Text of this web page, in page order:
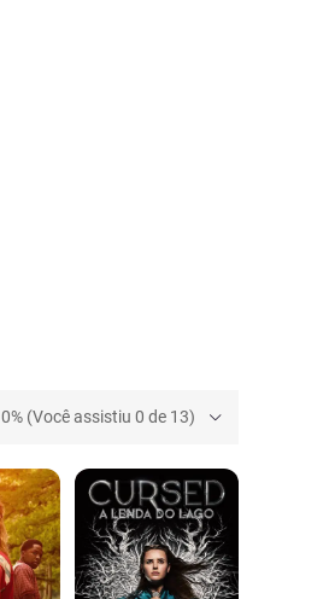
0% (Você assistiu 0 de 13)